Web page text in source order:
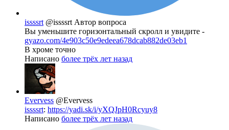
issssrt @issssrt Автор вопроса
Вы уменьшите горизонтальный скролл и увидите -
gyazo.com/4e903c50e9edeea678dcab882de03eb1
В хроме точно
Написано более трёх лет назад
Evervess @Evervess
issssrt: https://yadi.sk/i/yXQJpH0Rcyuy8
Написано более трёх лет назад